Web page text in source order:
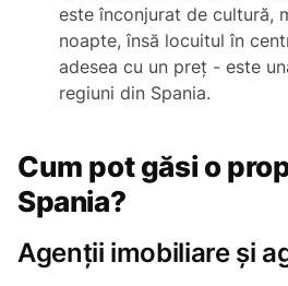
este înconjurat de cultură,
noapte, însă locuitul în
adesea cu un preț - este
regiuni din Spania.
Cum pot găsi o
Spania?
Agenții imobiliare și